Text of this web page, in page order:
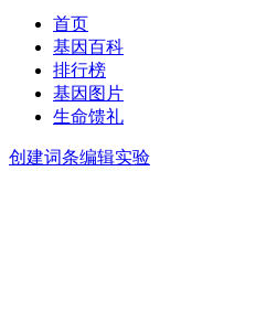
首页
基因百科
排行榜
基因图片
生命馈礼
创建词条编辑实验